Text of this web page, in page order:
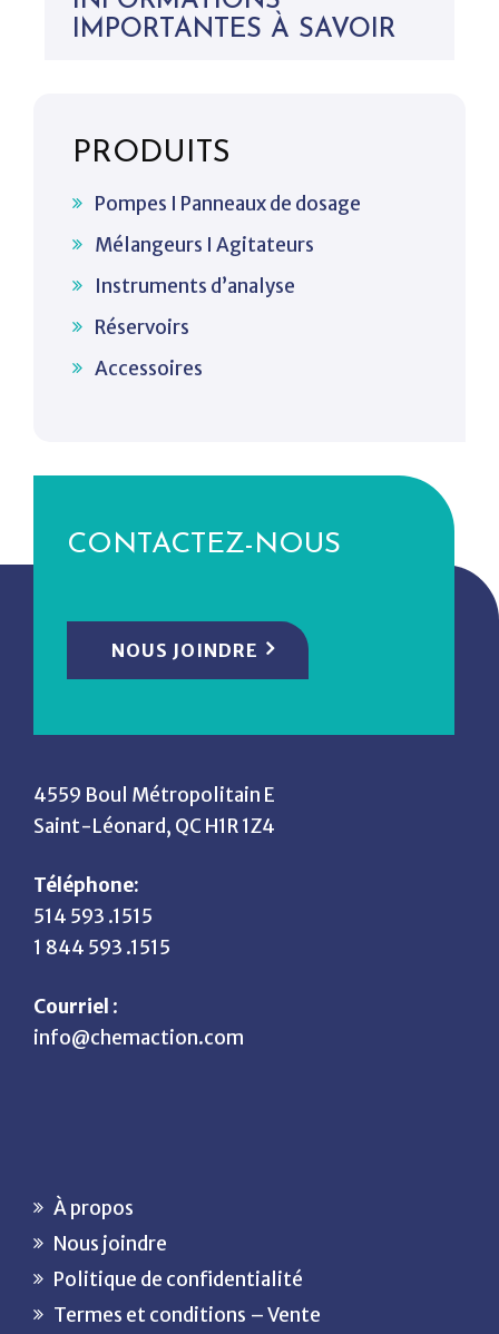
IMPORTANTES À SAVOIR
PRODUITS
Pompes I Panneaux de dosage
Mélangeurs I Agitateurs
Instruments d’analyse
Réservoirs
Accessoires
CONTACTEZ-NOUS
NOUS JOINDRE
4559 Boul Métropolitain E
Saint-Léonard, QC H1R 1Z4
Téléphone:
514 593 .1515
1 844 593 .1515
Courriel :
info@chemaction.com
À propos
Nous joindre
Politique de confidentialité
Termes et conditions – Vente